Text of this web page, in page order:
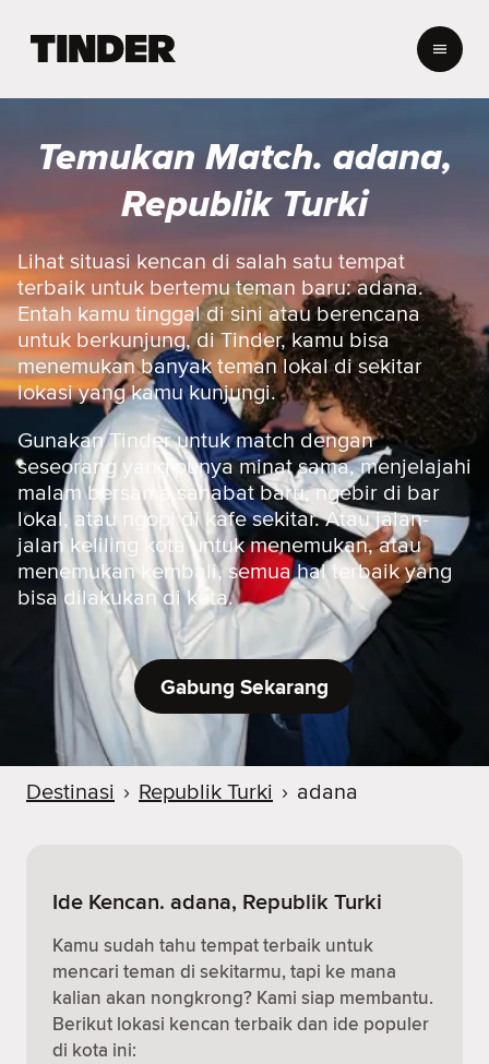
d
T
n
d
e
r
Temukan Match. adana,
Republik Turki
Lihat situasi kencan di salah satu tempat
terbaik untuk bertemu teman baru: adana.
Entah kamu tinggal di sini atau berencana
untuk berkunjung, di Tinder, kamu bisa
menemukan banyak teman lokal di sekitar
lokasi yang kamu kunjungi.
Gunakan Tinder untuk match dengan
seseorang yang punya minat sama, menjelajahi
malam bersama sahabat baru, ngebir di bar
lokal, atau ngopi di kafe sekitar. Atau jalan-
jalan keliling kota untuk menemukan, atau
menemukan kembali, semua hal terbaik yang
bisa dilakukan di kota.
Gabung Sekarang
Destinasi › Republik Turki › adana
Ide Kencan. adana, Republik Turki
Kamu sudah tahu tempat terbaik untuk
mencari teman di sekitarmu, tapi ke mana
kalian akan nongkrong? Kami siap membantu.
Berikut lokasi kencan terbaik dan ide populer
di kota ini: